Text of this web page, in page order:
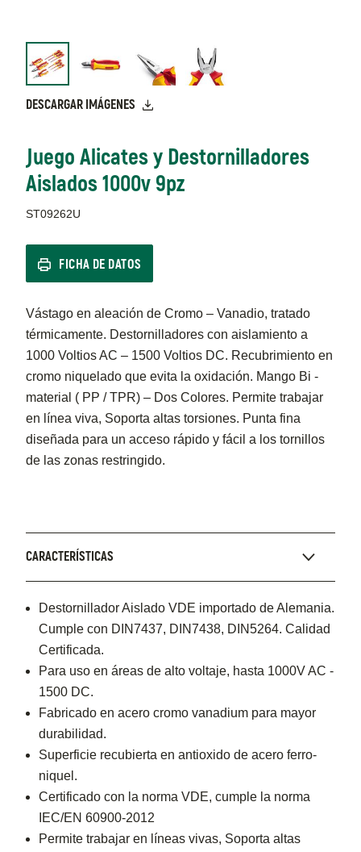
DESCARGAR IMÁGENES
Juego Alicates y Destornilladores
Aislados 1000v 9pz
ST09262U
FICHA DE DATOS
Vástago en aleación de Cromo – Vanadio, tratado
térmicamente. Destornilladores con aislamiento a
1000 Voltios AC – 1500 Voltios DC. Recubrimiento en
cromo niquelado que evita la oxidación. Mango Bi -
material ( PP / TPR) – Dos Colores. Permite trabajar
en línea viva, Soporta altas torsiones. Punta fina
diseñada para un acceso rápido y fácil a los tornillos
de las zonas restringido.
CARACTERÍSTICAS
Destornillador Aislado VDE importado de Alemania.
Cumple con DIN7437, DIN7438, DIN5264. Calidad
Certificada.
Para uso en áreas de alto voltaje, hasta 1000V AC -
1500 DC.
Fabricado en acero cromo vanadium para mayor
durabilidad.
Superficie recubierta en antioxido de acero ferro-
niquel.
Certificado con la norma VDE, cumple la norma
IEC/EN 60900-2012
Permite trabajar en líneas vivas, Soporta altas